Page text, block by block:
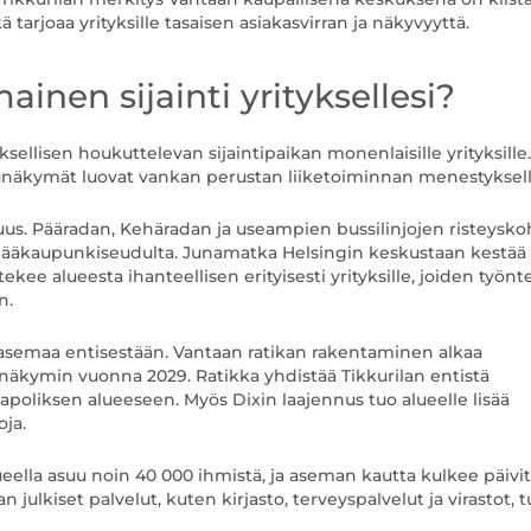
tarjoaa yrityksille tasaisen asiakasvirran ja näkyvyyttä.
sijainti yrityksellesi?
houkuttelevan sijaintipaikan monenlaisille yrityksille.
luovat vankan perustan liiketoiminnan
Pääradan, Kehäradan ja useampien bussilinjojen
Junamatka Helsingin keskustaan kestää
alueesta ihanteellisen erityisesti yrityksille, joiden
entisestään. Vantaan ratikan rakentaminen alkaa
vuonna 2029. Ratikka yhdistää Tikkurilan entistä
alueeseen. Myös Dixin laajennus tuo alueelle lisää
asuu noin 40 000 ihmistä, ja aseman kautta kulkee
julkiset palvelut, kuten kirjasto, terveyspalvelut ja virastot,